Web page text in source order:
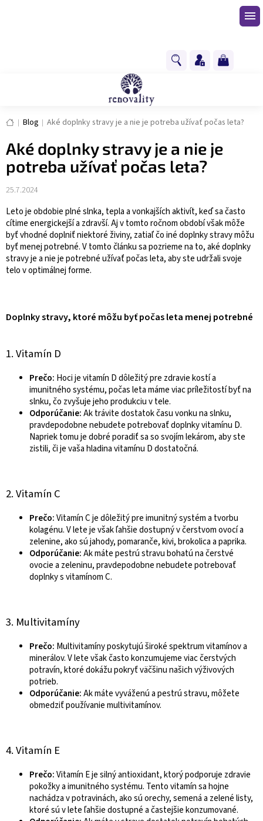
NÁKUPNÝ
Domov
Blog Aké doplnky stravy je a nie je potreba užívať počas leta?
Aké doplnky stravy je a nie je
potreba užívať počas leta?
25.7.2024
Leto je obdobie plné slnka, tepla a vonkajších aktivít, keď sa často
cítime energickejší a zdravší. Aj v tomto ročnom období však môže
byť vhodné doplniť niektoré živiny, zatiaľ čo iné doplnky stravy môžu
byť menej potrebné. V tomto článku sa pozrieme na to, aké doplnky
stravy je a nie je potrebné užívať počas leta, aby ste udržali svoje
telo v optimálnej forme.
Doplnky stravy, ktoré môžu byť počas leta menej potrebné
1. Vitamín D
Prečo: Hoci je vitamín D dôležitý pre zdravie kostí a
imunitného systému, počas leta máme viac príležitostí byť na
slnku, čo zvyšuje jeho produkciu v tele.
Odporúčanie:Ak trávite dostatok času vonku na slnku,
pravdepodobne nebudete potrebovať doplnky vitamínu D.
Napriek tomu je dobré poradiť sa so svojím lekárom, aby ste
zistili, či je vaša hladina vitamínu D dostatočná.
2. Vitamín C
Prečo:Vitamín C je dôležitý pre imunitný systém a tvorbu
kolagénu. V lete je však ľahšie dostupný v čerstvom ovocí a
zelenine, ako sú jahody, pomaranče, kivi, brokolica a paprika.
Odporúčanie:Ak máte pestrú stravu bohatú na čerstvé
ovocie a zeleninu, pravdepodobne nebudete potrebovať
doplnky s vitamínom C.
3. Multivitamíny
Prečo: Multivitamíny poskytujú široké spektrum vitamínov a
minerálov. V lete však často konzumujeme viac čerstvých
potravín, ktoré dokážu pokryť väčšinu našich výživových
potrieb.
Odporúčanie:Ak máte vyváženú a pestrú stravu, môžete
obmedziť používanie multivitamínov.
4. Vitamín E
Prečo:Vitamín E je silný antioxidant, ktorý podporuje zdravie
pokožky a imunitného systému. Tento vitamín sa hojne
nachádza v potravinách, ako sú orechy, semená a zelené listy,
ktoré sú v lete ľahšie dostupné a častejšie konzumované.